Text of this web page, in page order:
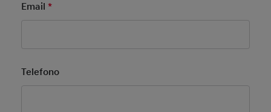
Email *Mandatory Field
Telefono